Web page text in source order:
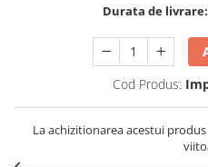
Durata de livrare:
Cod Produs:
La achizitionarea acestui